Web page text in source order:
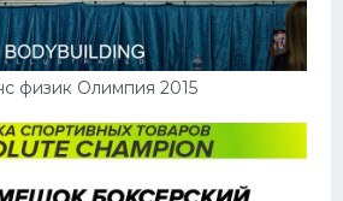
физик Олимпия 2015